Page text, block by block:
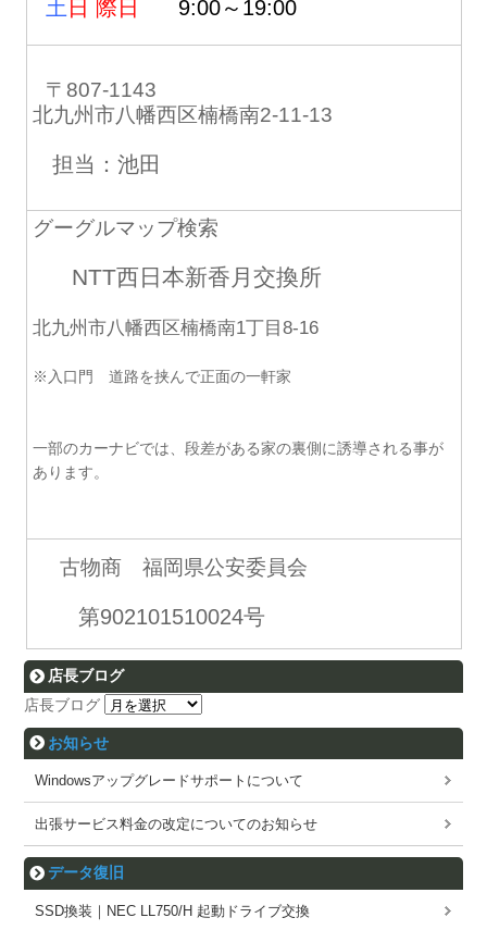
土 日 際日 9:00～19:00
〒807-1143
北九州市八幡西区楠橋南2-11-13
担当：池田
グーグルマップ検索
NTT西日本新香月交換所
北九州市八幡西区楠橋南1丁目8-16
※入口門 道路を挟んで正面の一軒家
一部のカーナビでは、段差がある家の裏側に誘導される事が
あります。
古物商 福岡県公安委員会
第902101510024号
店長ブログ
店長ブログ
お知らせ
Windowsアップグレードサポートについて
出張サービス料金の改定についてのお知らせ
データ復旧
SSD換装｜NEC LL750/H 起動ドライブ交換